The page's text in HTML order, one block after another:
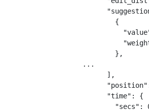
        {
        },
...
      ],
      "time": {
"secs":